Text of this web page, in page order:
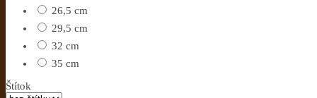
26,5 cm
29,5 cm
32 cm
35 cm
Štítok